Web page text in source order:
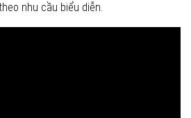
nhu cầu biểu diễn.